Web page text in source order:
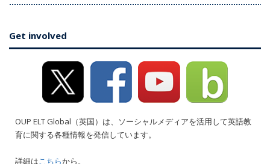
Get involved
OUP ELT Global（英国）は、ソーシャルメディアを活用して英語教
育に関する各種情報を発信しています。
詳細はこちらから。